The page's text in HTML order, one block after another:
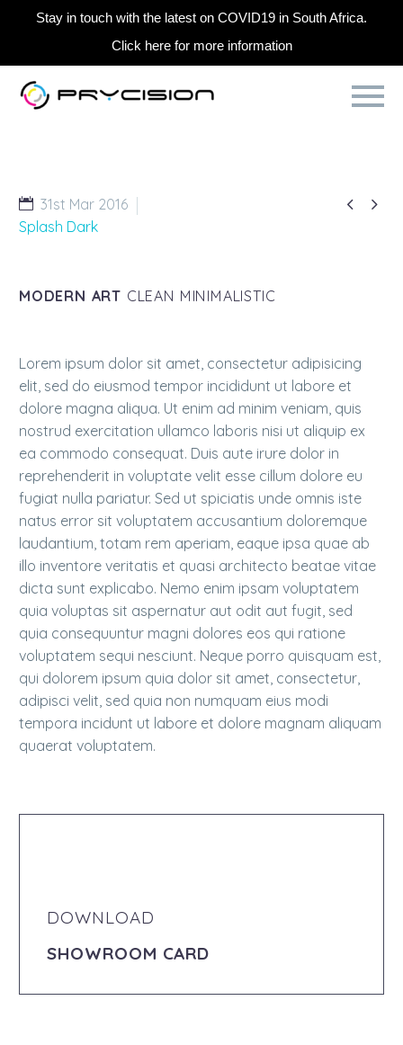
Stay in touch with the latest on COVID19 in South Africa.
Click here for more information
 
31st Mar 2016
Splash Dark
MODERN ART CLEAN MINIMALISTIC
Lorem ipsum dolor sit amet, consectetur adipisicing
elit, sed do eiusmod tempor incididunt ut labore et
dolore magna aliqua. Ut enim ad minim veniam, quis
nostrud exercitation ullamco laboris nisi ut aliquip ex
ea commodo consequat. Duis aute irure dolor in
reprehenderit in voluptate velit esse cillum dolore eu
fugiat nulla pariatur. Sed ut spiciatis unde omnis iste
natus error sit voluptatem accusantium doloremque
laudantium, totam rem aperiam, eaque ipsa quae ab
illo inventore veritatis et quasi architecto beatae vitae
dicta sunt explicabo. Nemo enim ipsam voluptatem
quia voluptas sit aspernatur aut odit aut fugit, sed
quia consequuntur magni dolores eos qui ratione
voluptatem sequi nesciunt. Neque porro quisquam est,
qui dolorem ipsum quia dolor sit amet, consectetur,
adipisci velit, sed quia non numquam eius modi
tempora incidunt ut labore et dolore magnam aliquam
quaerat voluptatem.
DOWNLOAD
SHOWROOM CARD